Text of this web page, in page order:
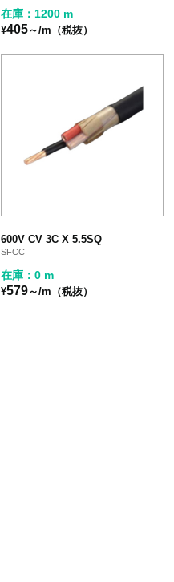
在庫：1200 m
¥405～/m（税抜）
600V CV 3C X 5.5SQ
SFCC
在庫：0 m
¥579～/m（税抜）